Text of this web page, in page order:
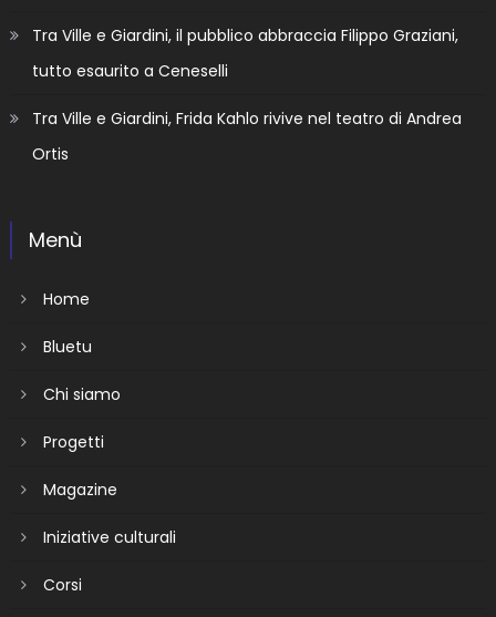
Tra Ville e Giardini, il pubblico abbraccia Filippo Graziani,
tutto esaurito a Ceneselli
Tra Ville e Giardini, Frida Kahlo rivive nel teatro di Andrea
Ortis
Menù
Home
Bluetu
Chi siamo
Progetti
Magazine
Iniziative culturali
Corsi